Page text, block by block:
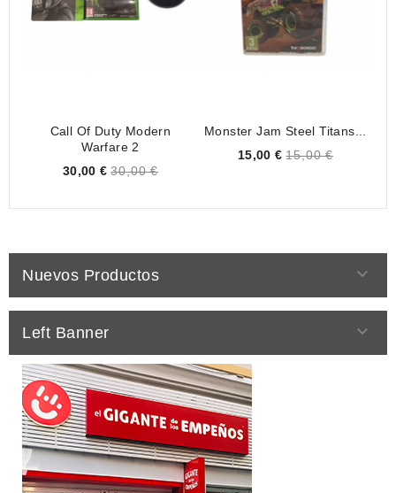
Call Of Duty Modern
Warfare 2
Price
30,00 € 30,00 €
Monster Jam Steel Titans...
Price
15,00 € 15,00 €
Nuevos Productos 
Left Banner 